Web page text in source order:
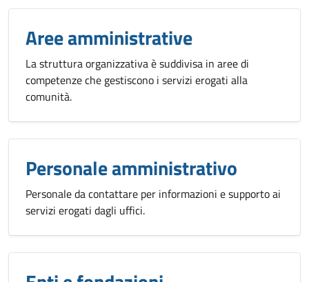
Aree amministrative
La struttura organizzativa è suddivisa in aree di
competenze che gestiscono i servizi erogati alla
comunità.
Personale amministrativo
Personale da contattare per informazioni e supporto ai
servizi erogati dagli uffici.